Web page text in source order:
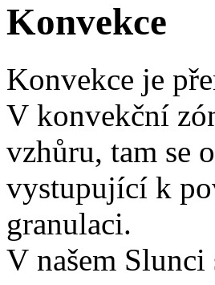
Konvekce
Konvekce je
V konvekční
vzhůru, tam se
vystupující k
granulaci.
V našem